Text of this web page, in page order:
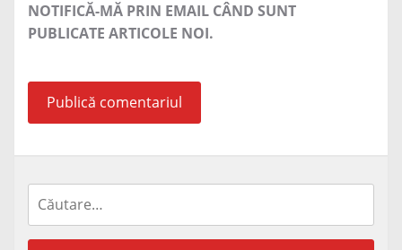
NOTIFICĂ-MĂ PRIN EMAIL CÂND SUNT
PUBLICATE ARTICOLE NOI.
Caută
după: